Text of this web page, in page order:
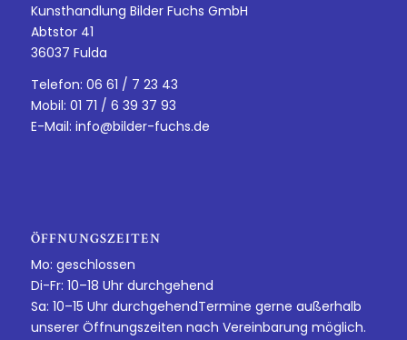
Kunsthandlung Bilder Fuchs GmbH
Abtstor 41
36037 Fulda
Telefon: 06 61 / 7 23 43
Mobil: 01 71 / 6 39 37 93
E-Mail: info@bilder-fuchs.de
ÖFFNUNGSZEITEN
Mo: geschlossen
Di-Fr: 10–18 Uhr durchgehend
Sa: 10–15 Uhr durchgehendTermine gerne außerhalb
unserer Öffnungszeiten nach Vereinbarung möglich.